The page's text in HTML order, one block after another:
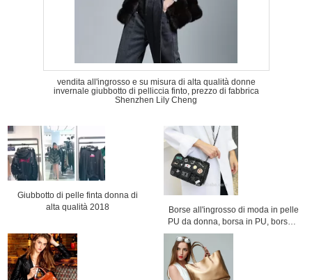
vendita all'ingrosso e su misura di alta qualità donne
invernale giubbotto di pelliccia finto, prezzo di fabbrica
Shenzhen Lily Cheng
Giubbotto di pelle finta donna di
alta qualità 2018
Borse all'ingrosso di moda in pelle
PU da donna, borsa in PU, borsa a
catena, borsa a tracolla, prezzo di
fabbrica Shenzhen Lily Cheng